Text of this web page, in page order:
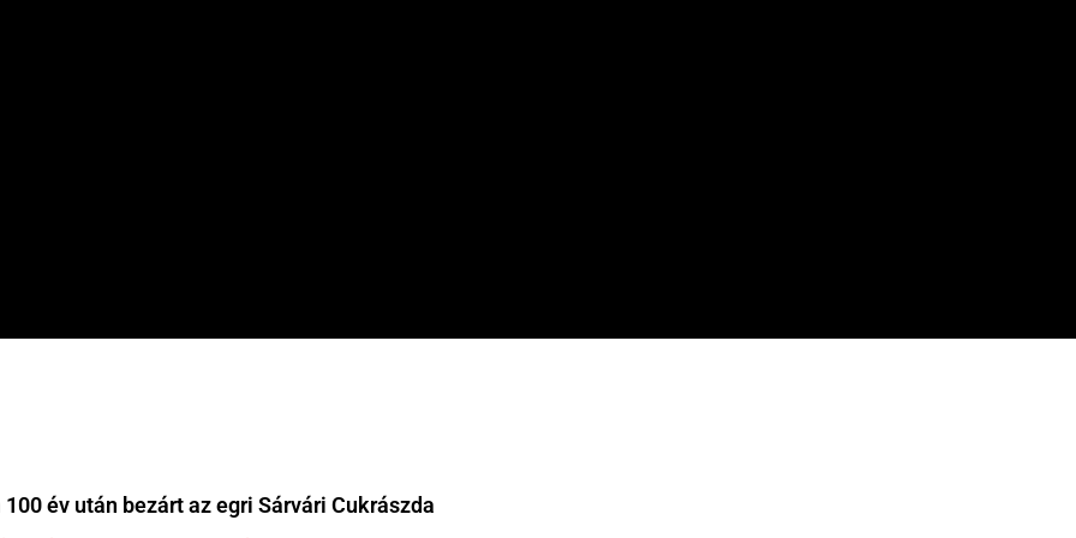
év után bezárt az egri Sárvári Cukrászda